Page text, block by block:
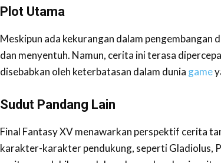
Plot Utama
Meskipun ada kekurangan dalam pengembangan
dan menyentuh. Namun, cerita ini terasa
disebabkan oleh keterbatasan dalam dunia game
Sudut Pandang Lain
Final Fantasy XV menawarkan perspektif cerita
karakter-karakter pendukung, seperti Gladiolus,